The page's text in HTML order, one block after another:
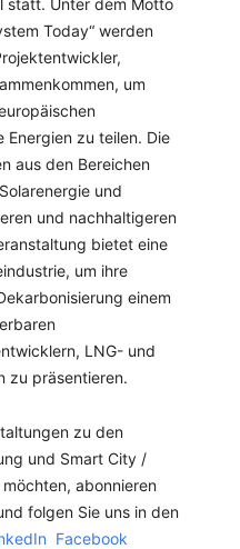
statt. Unter dem Motto
Today“ werden
um
Energien zu teilen. Die
aus den Bereichen
und
und nachhaltigeren
bietet eine
um ihre
einem
LNG- und
zu präsentieren.
zu den
und Smart City /
abonnieren
folgen Sie uns in den
Facebook